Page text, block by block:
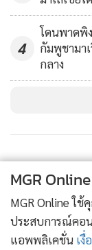
4
โดนพาดพิ
กัมพูชามา
กลาง
MGR
MGR Online ใ
ประสบการณ์คอ
แอพพลิเคชั่น เงื่